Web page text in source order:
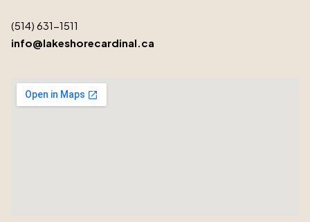
(514) 631-1511
info@lakeshorecardinal.ca